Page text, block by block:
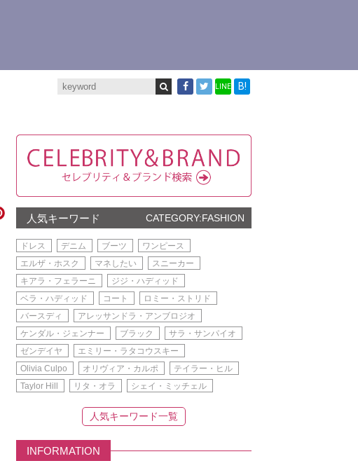
LINE B!
人気キーワード CATEGORY:FASHION
ドレス デニム ブーツ
ワンピース
エルザ・ホスク
マネしたい
スニーカー
キアラ・フェラーニ
ジジ・ハディッド
ベラ・ハディッド
コート
ロミー・ストリド
バースディ
アレッサンドラ・アンブロジオ
ケンダル・ジェンナー
ブラック
サラ・サンパイオ
ゼンデイヤ
エミリー・ラタコウスキー
Olivia Culpo
オリヴィア・カルポ
テイラー・ヒル
Taylor Hill
リタ・オラ シェイ・ミッチェル
人気キーワード一覧
INFORMATION